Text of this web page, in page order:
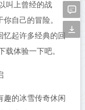
叫上曾经的战
自己的冒险。
忆起许多经典的回
载体验一下吧。
趣的冰雪传奇休闲